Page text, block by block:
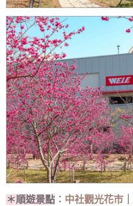
＊順遊景點 ︰ 中社觀光花市